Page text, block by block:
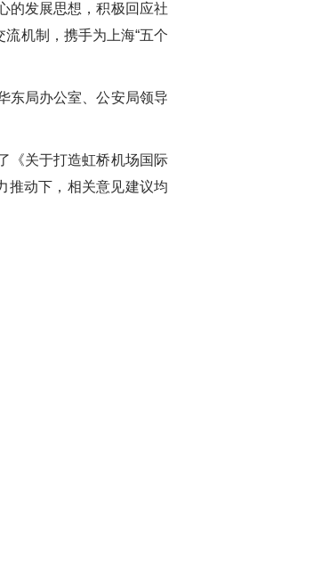
的发展思想，积极回应社
流机制，携手为上海“五个
东局办公室、公安局领导
《关于打造虹桥机场国际
推动下，相关意见建议均